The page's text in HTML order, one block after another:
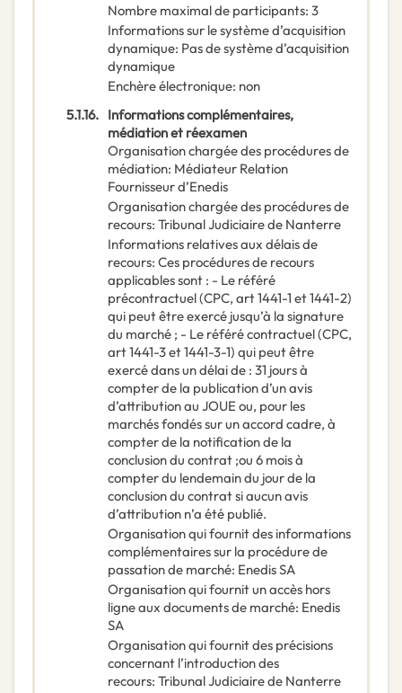
Nombre maximal de participants: 3
Informations sur le système d’acquisition
dynamique: Pas de système d’acquisition
dynamique
Enchère électronique: non
5.1.16. Informations complémentaires,
médiation et réexamen
Organisation chargée des procédures de
médiation: Médiateur Relation
Fournisseur d’Enedis
Organisation chargée des procédures de
recours: Tribunal Judiciaire de Nanterre
Informations relatives aux délais de
recours: Ces procédures de recours
applicables sont : - Le référé
précontractuel (CPC, art 1441-1 et 1441-2)
qui peut être exercé jusqu’à la signature
du marché ; - Le référé contractuel (CPC,
art 1441-3 et 1441-3-1) qui peut être
exercé dans un délai de : 31 jours à
compter de la publication d’un avis
d’attribution au JOUE ou, pour les
marchés fondés sur un accord cadre, à
compter de la notification de la
conclusion du contrat ;ou 6 mois à
compter du lendemain du jour de la
conclusion du contrat si aucun avis
d’attribution n’a été publié.
Organisation qui fournit des informations
complémentaires sur la procédure de
passation de marché: Enedis SA
Organisation qui fournit un accès hors
ligne aux documents de marché: Enedis
SA
Organisation qui fournit des précisions
concernant l’introduction des
recours: Tribunal Judiciaire de Nanterre